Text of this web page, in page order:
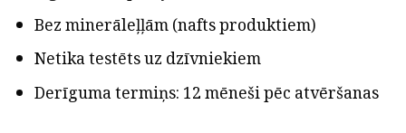
Bez minerāleļļām (nafts produktiem)
Netika testēts uz dzīvniekiem
Derīguma termiņs: 12 mēneši pēc atvēršanas